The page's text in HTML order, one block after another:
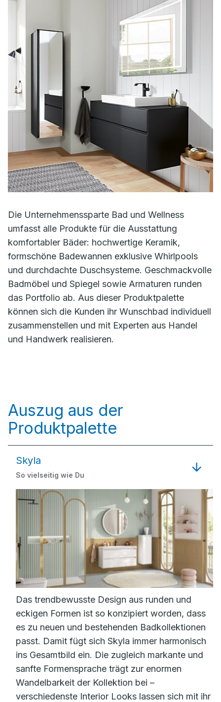
Die Unternehmenssparte Bad und Wellness
umfasst alle Produkte für die Ausstattung
komfortabler Bäder: hochwertige Keramik,
formschöne Badewannen exklusive Whirlpools
und durchdachte Duschsysteme. Geschmackvolle
Badmöbel und Spiegel sowie Armaturen runden
das Portfolio ab. Aus dieser Produktpalette
können sich die Kunden ihr Wunschbad individuell
zusammenstellen und mit Experten aus Handel
und Handwerk realisieren.
Auszug aus der
Produktpalette
Skyla
So vielseitig wie Du
Das trendbewusste Design aus runden und
eckigen Formen ist so konzipiert worden, dass
es zu neuen und bestehenden Badkollektionen
passt. Damit fügt sich Skyla immer harmonisch
ins Gesamtbild ein. Die zugleich markante und
sanfte Formensprache trägt zur enormen
Wandelbarkeit der Kollektion bei –
verschiedenste Interior Looks lassen sich mit ihr